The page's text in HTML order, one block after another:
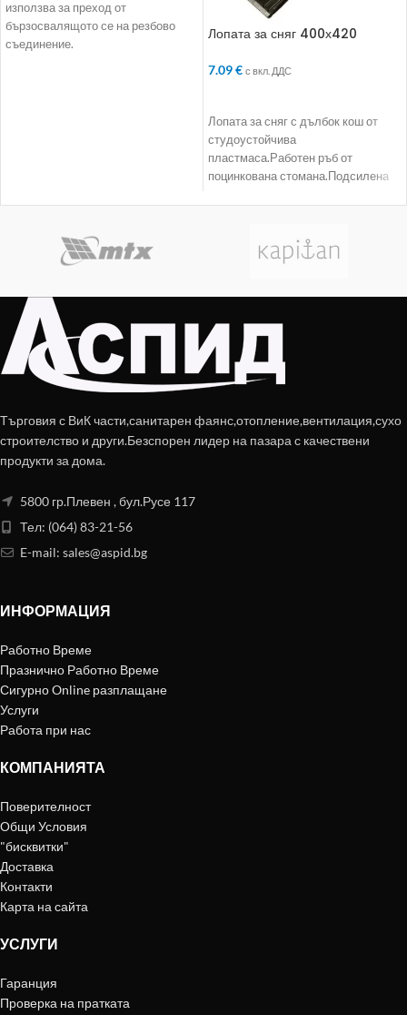
използва за преход от
бързосвалящото се на резбово
съединение.
Лопата за сняг 400х420
7.09€ с вкл. ДДС
Лопата за сняг с дълбок кош от
студоустойчива
пластмаса.Работен ръб от
поцинкована стомана.Подсилена
Търговия с ВиК части,санитарен фаянс,отопление,вентилация,сухо
строителство и други.Безспорен лидер на пазара с качествени
продукти за дома.
5800 гр.Плевен , бул.Русе 117
Тел: (064) 83-21-56
E-mail: sales@aspid.bg
ИНФОРМАЦИЯ
Работно Време
Празнично Работно Време
Сигурно Online разплащане
Услуги
Работа при нас
КОМПАНИЯТА
Поверителност
Общи Условия
"бисквитки"
Доставка
Контакти
Карта на сайта
УСЛУГИ
Гаранция
Проверка на пратката